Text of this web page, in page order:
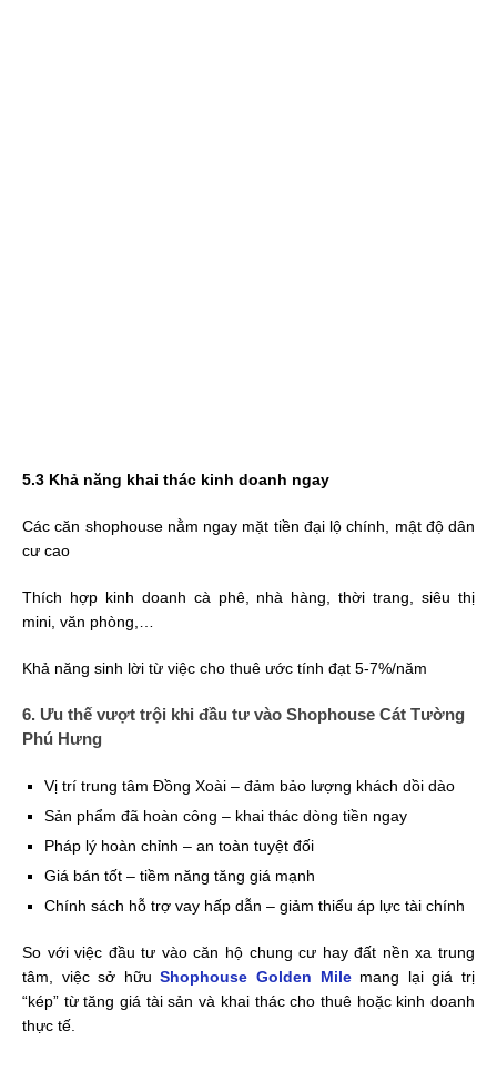
Các căn shophouse nằm ngay mặt tiền đại lộ chính, mật độ dân
Thích hợp kinh doanh cà phê, nhà hàng, thời trang, siêu thị
Khả năng sinh lời từ việc cho thuê ước tính đạt 5-7%/năm
6. Ưu thế vượt trội khi đầu tư vào Shophouse Cát Tường
Vị trí trung tâm Đồng Xoài – đảm bảo lượng khách dồi dào
Pháp lý hoàn chỉnh – an toàn tuyệt đối
Giá bán tốt – tiềm năng tăng giá mạnh
Chính sách hỗ trợ vay hấp dẫn – giảm thiểu áp lực tài chính
So với việc đầu tư vào căn hộ chung cư hay đất nền xa trung
“kép” từ tăng giá tài sản và khai thác cho thuê hoặc kinh doanh
thực tế.